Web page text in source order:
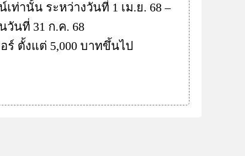
านั้น ระหว่างวันที่ 1 เม.ย. 68 –
วันที่ 31 ก.ค. 68
ร์ ตั้งแต่ 5,000 บาทขึ้นไป